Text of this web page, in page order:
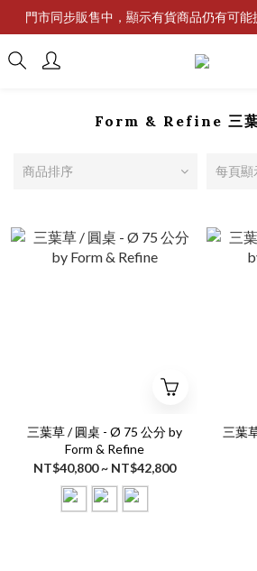
門市同步販售中，顯示有貨商品仍有可能
Form & Refine 三葉
商品排序 每頁顯
三葉草 / 圓桌 - Ø 75 公分 by
Form & Refine
NT$40,800 ~ NT$42,800
三葉草 /